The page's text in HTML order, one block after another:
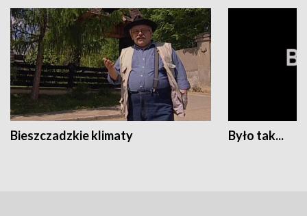
Bieszczadzkie klimaty Było tak...